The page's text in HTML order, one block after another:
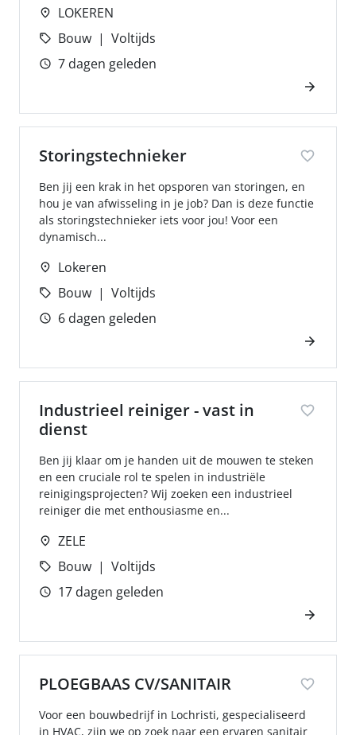
LOKEREN
Bouw
Voltijds
7 dagen geleden
Storingstechnieker
Ben jij een krak in het opsporen van storingen, en
hou je van afwisseling in je job? Dan is deze functie
als storingstechnieker iets voor jou! Voor een
dynamisch...
Lokeren
Bouw
Voltijds
6 dagen geleden
Industrieel reiniger - vast in
dienst
Ben jij klaar om je handen uit de mouwen te steken
en een cruciale rol te spelen in industriële
reinigingsprojecten? Wij zoeken een industrieel
reiniger die met enthousiasme en...
ZELE
Bouw
Voltijds
17 dagen geleden
PLOEGBAAS CV/SANITAIR
Voor een bouwbedrijf in Lochristi, gespecialiseerd
in HVAC, zijn we op zoek naar een ervaren sanitair